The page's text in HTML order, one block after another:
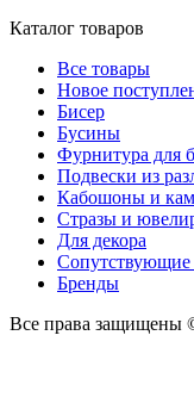
Каталог товаров
Все товары
Новое
Бисер
Бусины
Фурнитура для
Подвески из
Кабошоны и
Стразы и
Для декора
Сопутствующие
Бренды
Все права защищены